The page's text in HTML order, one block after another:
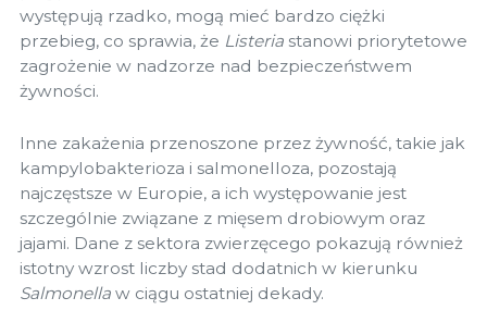
występują rzadko, mogą mieć bardzo ciężki
przebieg, co sprawia, że Listeria stanowi priorytetowe
zagrożenie w nadzorze nad bezpieczeństwem
żywności.
Inne zakażenia przenoszone przez żywność, takie jak
kampylobakterioza i salmonelloza, pozostają
najczęstsze w Europie, a ich występowanie jest
szczególnie związane z mięsem drobiowym oraz
jajami. Dane z sektora zwierzęcego pokazują również
istotny wzrost liczby stad dodatnich w kierunku
Salmonella w ciągu ostatniej dekady.